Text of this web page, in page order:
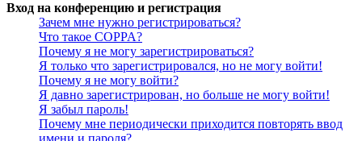
Вход на конференцию и регистрация
Зачем мне нужно регистрироваться?
Что такое COPPA?
Почему я не могу зарегистрироваться?
Я только что зарегистрировался, но не могу войти!
Почему я не могу войти?
Я давно зарегистрирован, но больше не могу войти!
Я забыл пароль!
Почему мне периодически приходится повторять ввод